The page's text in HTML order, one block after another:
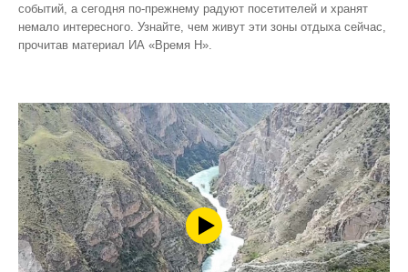
событий, а сегодня по‑прежнему радуют посетителей и хранят
немало интересного. Узнайте, чем живут эти зоны отдыха сейчас,
прочитав материал ИА «Время Н».